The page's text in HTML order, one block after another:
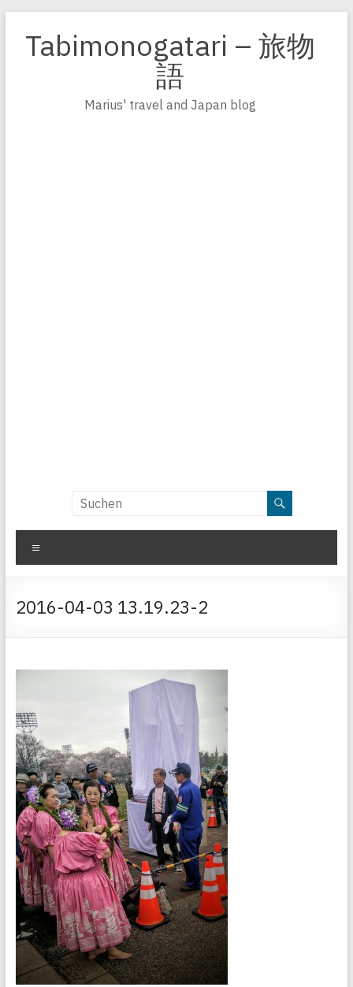
Inhalt
springen
Tabimonogatari – 旅物
語
Marius' travel and Japan blog
2016-04-03 13.19.23-2